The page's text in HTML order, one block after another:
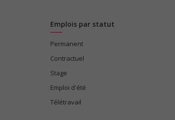
Emplois par statut
Permanent
Contractuel
Stage
Emploi d'été
Télétravail